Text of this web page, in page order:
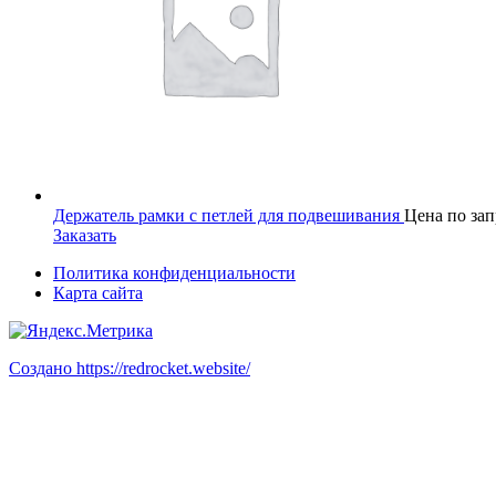
Держатель рамки с петлей для подвешивания Цена по
Заказать
Политика конфиденциальности
Карта сайта
Создано https://redrocket.website/